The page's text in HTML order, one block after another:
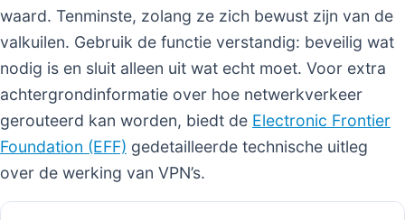
waard. Tenminste, zolang ze zich bewust zijn van de
valkuilen. Gebruik de functie verstandig: beveilig wat
nodig is en sluit alleen uit wat echt moet. Voor extra
achtergrondinformatie over hoe netwerkverkeer
gerouteerd kan worden, biedt de Electronic Frontier
Foundation (EFF) gedetailleerde technische uitleg
over de werking van VPN’s.